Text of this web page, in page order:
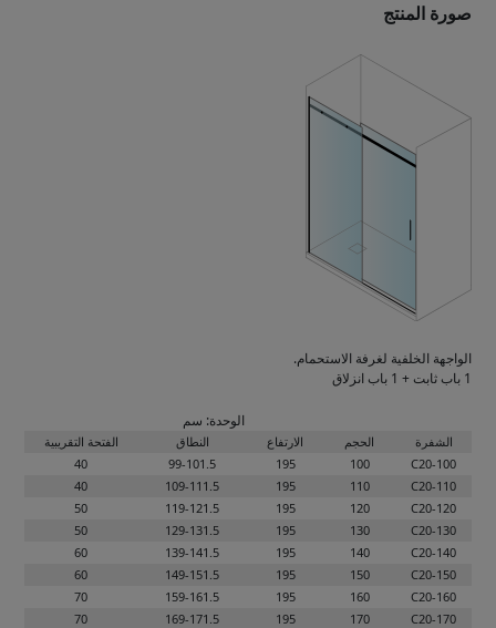
صورة المنتج
الواجهة الخلفية لغرفة الاستحمام.
1 باب ثابت + 1 باب انزلاق
الوحدة: سم
الشفرة الحجم الارتفاع النطاق
الفتحة التقريبية
C20-100
100
195
99-101.5
40
C20-110
110
195
109-111.5
40
C20-120
120
195
119-121.5
50
C20-130
130
195
129-131.5
50
C20-140
140
195
139-141.5
60
C20-150
150
195
149-151.5
60
C20-160
160
195
159-161.5
70
C20-170
170
195
169-171.5
70